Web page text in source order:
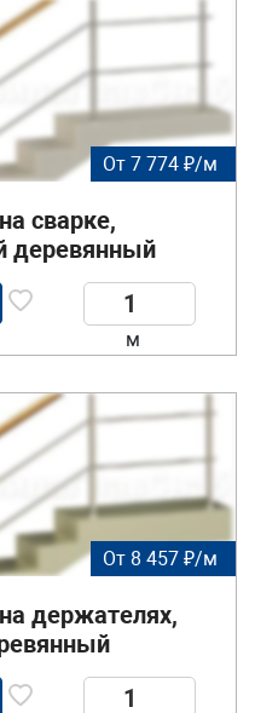
От 7 774 ₽/м
сварке,
деревянный
стойки
м
От 8 457 ₽/м
держателях,
стойки